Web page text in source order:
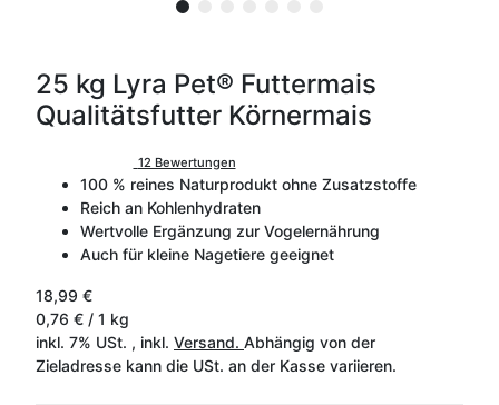
25 kg Lyra Pet® Futtermais
Qualitätsfutter Körnermais
12 Bewertungen
100 % reines Naturprodukt ohne Zusatzstoffe
Reich an Kohlenhydraten
Wertvolle Ergänzung zur Vogelernährung
Auch für kleine Nagetiere geeignet
18,99 €
0,76 € / 1 kg
inkl. 7% USt. , inkl. Versand. Abhängig von der
Zieladresse kann die USt. an der Kasse variieren.